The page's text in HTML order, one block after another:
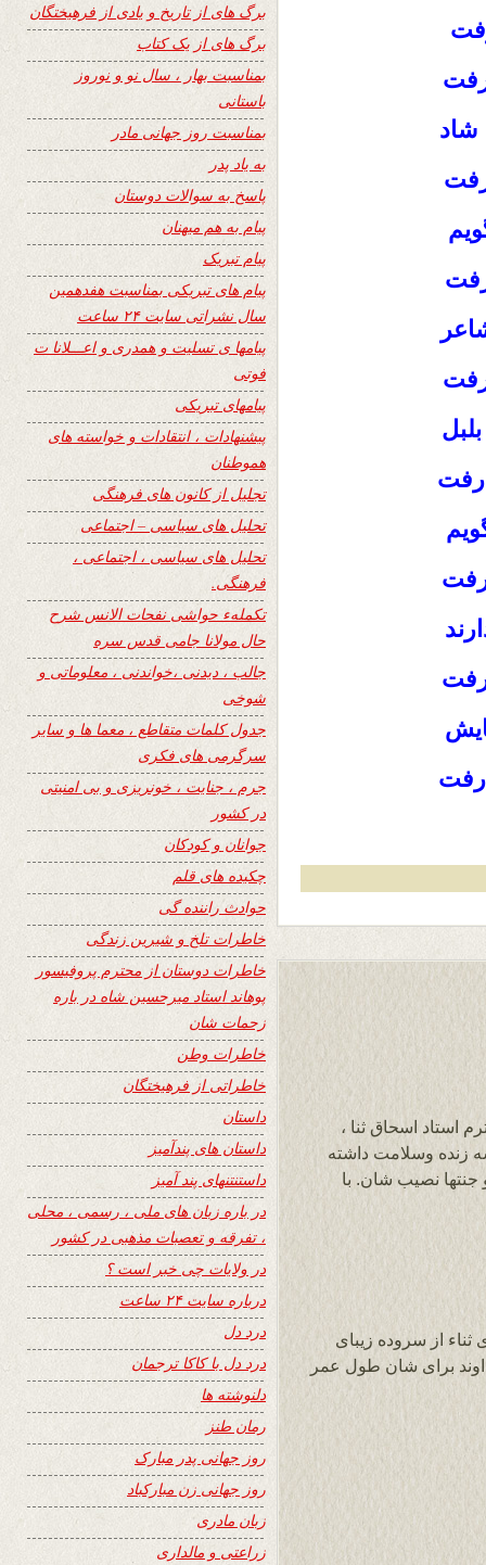
رفت
رفت
رفت
استاد اسحاق ثنا ،
زنده وسلامت داشته
نصیب شان. با
از سروده زیبای
برای شان طول عمر
برگ های از تاریخ و یادی از فرهیختگان
برگ های از یک کتاب
بمناسبت بهار ، سال نو و نوروز
باستانی
بمناسبت روز جهانی مادر
به یاد پدر
پاسخ به سوالات دوستان
پیام به هم میهنان
پیام تبریک
پیام های تبریکی بمناسبت هفدهمین
سال نشراتی سایت ۲۴ ساعت
پیامها ی تسلیت و همدری و اعـــلانا ت
فوتی
پیامهای تبریکی
پیشنهادات ، انتقادات و خواسته های
هموطنان
تجلیل از کانون های فرهنگی
تحلیل های سیاسی – اجتماعی
تحلیل های سیاسی ، اجتماعی ،
فرهنگی.
تکملهء حواشی نفحات الانس شرح
حال مولانا جامی قدس سره
جالب ، دیدنی ،خواندنی ، معلوماتی و
شوخی
جدول کلمات متقاطع ، معما ها و سایر
سرگرمی های فکری
جرم ، جنایت ، خونریزی و بی امنیتی
در کشور
جوانان و کودکان
چکیده های قلم
حوادث راننده گی
خاطرات تلخ و شیرین زندگی
خاطرات دوستان از محترم پروفیسور
پوهاند استاد میرحسین شاه در باره
زحمات شان
خاطرات وطن
خاطراتی از فرهیختگان
داستان
داستان های پندآمیز
داستنتنهای پند آمیز
در باره زبان های ملی ، رسمی ، محلی
، تفرقه و تعصبات مذهبی در کشور
در ولایات چی خبر است ؟
درباره سایت ۲۴ ساعت
درد دل
درد دل با کاکا ترجمان
دلنوشته ها
رمان طنز
روز جهانی پدر مبارک
روز جهانی زن مبارکباد
زبان مادری
زراعتی و مالداری